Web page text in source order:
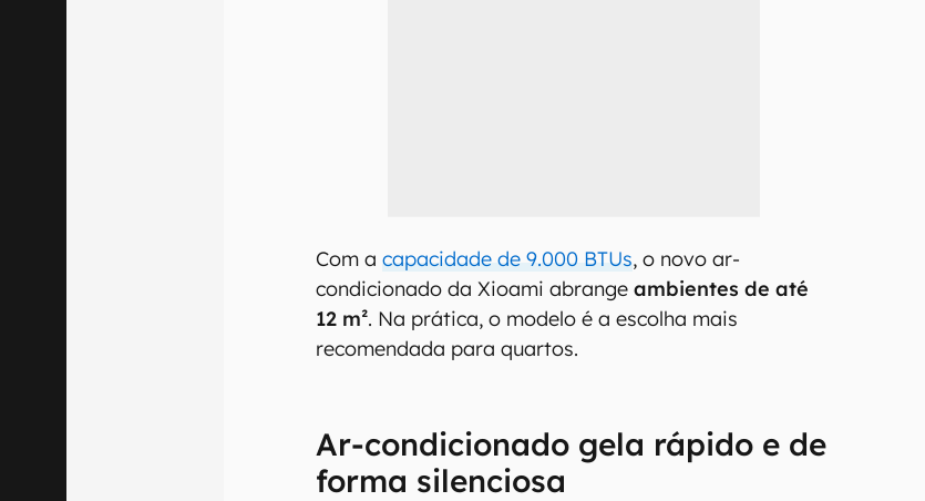
Com acapacidade de 9.000 BTUs, o novo ar-
condicionado da Xioami abrangeambientes de até
12 m². Na prática, o modelo é a escolha mais
recomendada para quartos.
Ar-condicionado gela rápido e de
forma silenciosa